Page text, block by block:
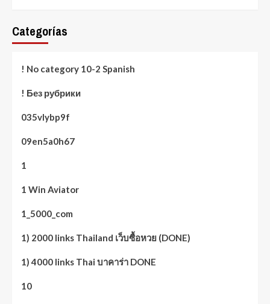
Categorías
! No category 10-2 Spanish
! Без рубрики
035vlybp9f
09en5a0h67
1
1 Win Aviator
1_5000_com
1) 2000 links Thailand เว็บซื้อหวย (DONE)
1) 4000 links Thai บาคาร่า DONE
10